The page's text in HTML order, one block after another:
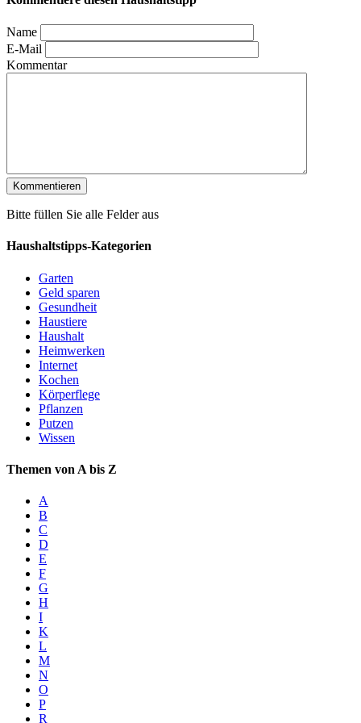
Name
E-Mail
Kommentar
Bitte füllen Sie alle Felder aus
Haushaltstipps-Kategorien
Garten
Geld sparen
Gesundheit
Haustiere
Haushalt
Heimwerken
Internet
Kochen
Körperflege
Pflanzen
Putzen
Wissen
Themen von A bis Z
A
B
C
D
E
F
G
H
I
K
L
M
N
O
P
R